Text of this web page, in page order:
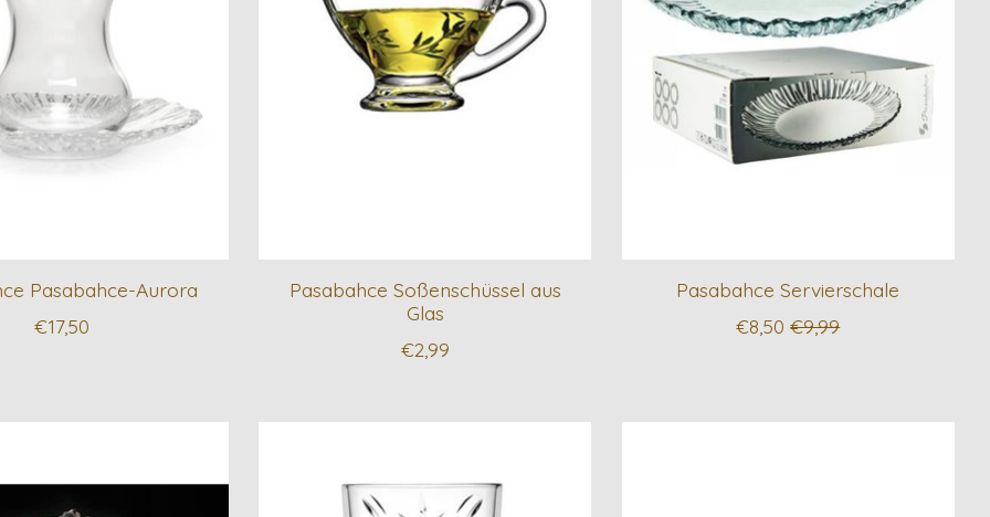
Pasabahce-Aurora
€17,50
Pasabahce Soßenschüssel aus
Glas
€2,99
Pasabahce Servierschale
€8,50 €9,99